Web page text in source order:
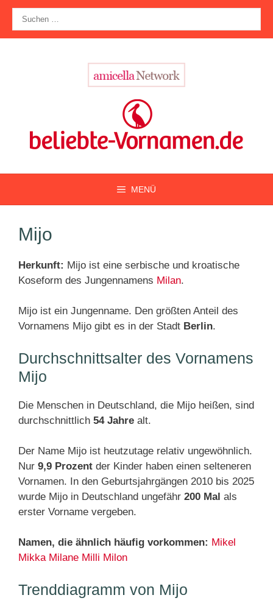
Zum
Inhalt
springen
nach:
MENÜ
Mijo
Herkunft: Mijo ist eine serbische und kroatische
Koseform des Jungennamens Milan.
Mijo ist ein Jungenname. Den größten Anteil des
Vornamens Mijo gibt es in der Stadt Berlin.
Durchschnittsalter des Vornamens
Mijo
Die Menschen in Deutschland, die Mijo heißen, sind
durchschnittlich 54 Jahre alt.
Der Name Mijo ist heutzutage relativ ungewöhnlich.
Nur 9,9 Prozent der Kinder haben einen selteneren
Vornamen. In den Geburtsjahrgängen 2010 bis 2025
wurde Mijo in Deutschland ungefähr 200 Mal als
erster Vorname vergeben.
Namen, die ähnlich häufig vorkommen: Mikel
Mikka Milane Milli Milon
Trenddiagramm von Mijo